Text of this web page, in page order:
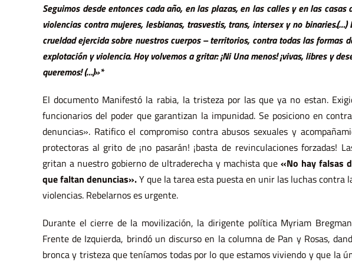
Seguimos desde entonces cada año, en las plazas, en las calles y en las casas
violencias contra mujeres, lesbianas, trasvestis, trans, intersex y no binaries.(…)
crueldad ejercida sobre nuestros cuerpos – territorios, contra todas las formas
explotación y violencia. Hoy volvemos a gritar: ¡Ni Una menos! ¡vivas, libres y
queremos! (…)»*
El documento Manifestó la rabia, la tristeza por las que ya no estan.
funcionarios del poder que garantizan la impunidad. Se posiciono en
denuncias». Ratifico el compromiso contra abusos sexuales y
protectoras al grito de ¡no pasarán! ¡basta de revinculaciones forzadas!
gritan a nuestro gobierno de ultraderecha y machista que «No hay falsas
que faltan denuncias».Y que la tarea esta puesta en unir las luchas contra
violencias. Rebelarnos es urgente.
Durante el cierre de la movilización, la dirigente política Myriam
Frente de Izquierda, brindó un discurso en la columna de Pan y Rosas,
bronca y tristeza que teníamos todas por lo que estamos viviendo y que la